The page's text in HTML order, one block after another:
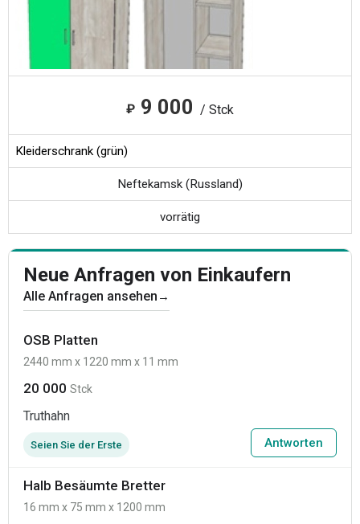
₽ 9 000 / Stck
Kleiderschrank (grün)
Neftekamsk (Russland)
vorrätig
Neue Anfragen von Einkaufern
Alle Anfragen ansehen →
OSB Platten
2440 mm x 1220 mm x 11 mm
20 000 Stck
Truthahn
Seien Sie der Erste Antworten
Halb Besäumte Bretter
16 mm x 75 mm x 1200 mm